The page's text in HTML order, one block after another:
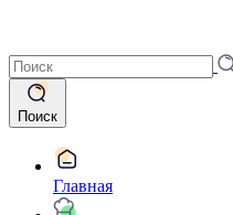
Поиск
Главная